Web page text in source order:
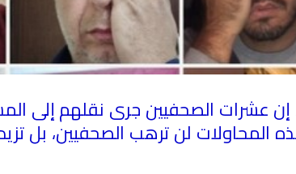
إن عشرات الصحفيين جرى نقلهم إلى
المحاولات لن ترهب الصحفيين، بل